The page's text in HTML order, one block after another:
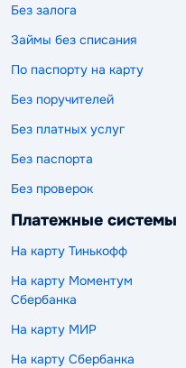
Без залога
Займы без списания
По паспорту на карту
Без поручителей
Без платных услуг
Без паспорта
Без проверок
Платежные системы
На карту Тинькофф
На карту Моментум
Сбербанка
На карту МИР
На карту Сбербанка